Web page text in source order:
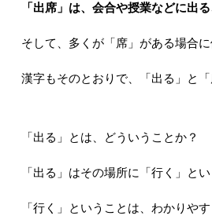
「出席」は、会合や授業などに出
そして、多くが「席」がある場合に
漢字もそのとおりで、「出る」と「
「出る」とは、どういうことか？
「出る」はその場所に「行く」と
「行く」ということは、わかりや